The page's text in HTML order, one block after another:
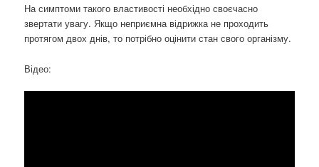
На симптоми такого властивості необхідно своєчасно
звертати увагу. Якщо неприємна відрижка не проходить
протягом двох днів, то потрібно оцінити стан свого організму.
Відео: